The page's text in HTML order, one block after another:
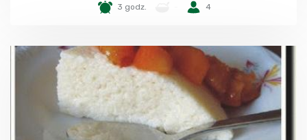
3 godz. 4